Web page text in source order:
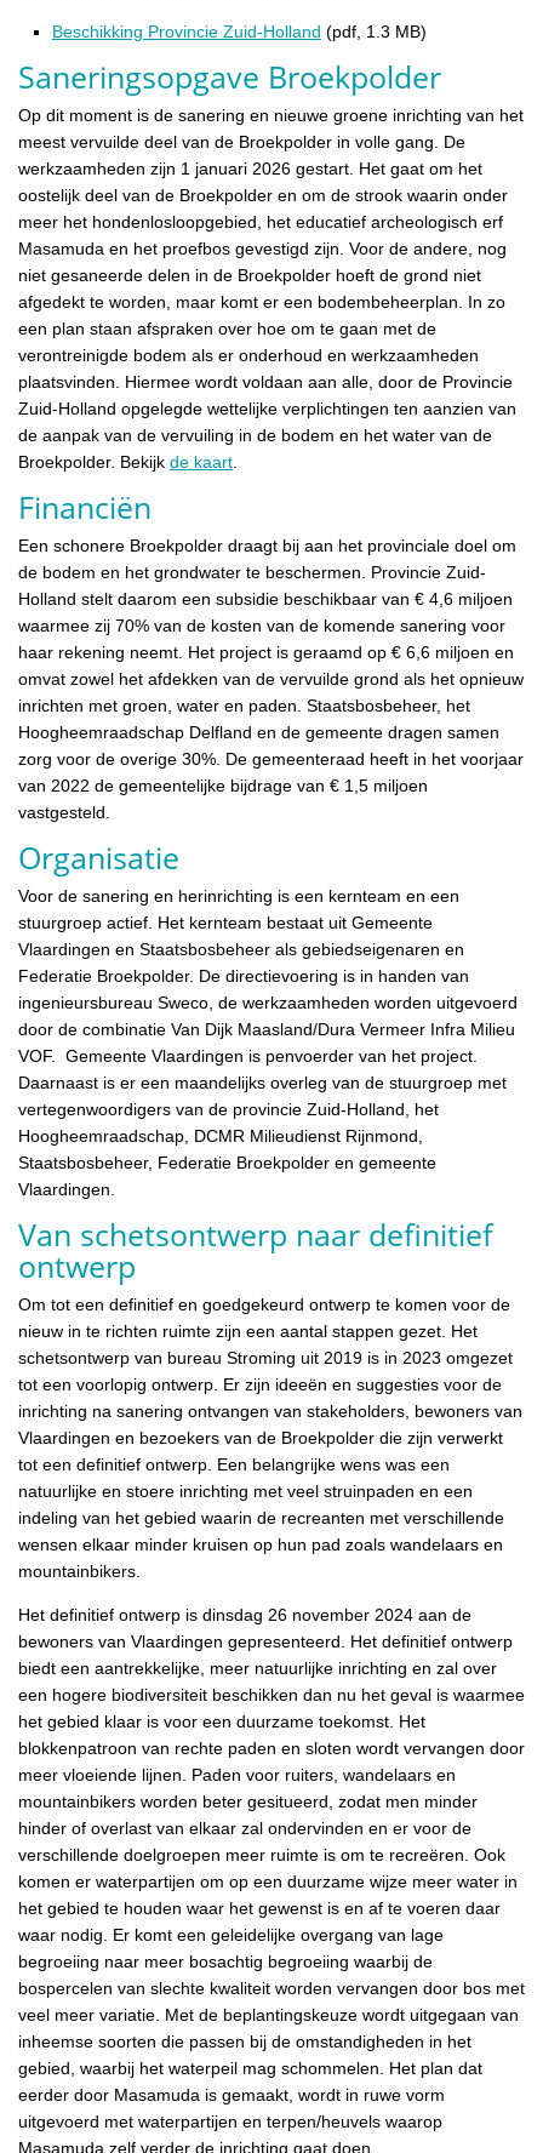
Beschikking Provincie Zuid-Holland (pdf, 1.3 MB)
Saneringsopgave Broekpolder
Op dit moment is de sanering en nieuwe groene inrichting van het
meest vervuilde deel van de Broekpolder in volle gang. De
werkzaamheden zijn 1 januari 2026 gestart. Het gaat om het
oostelijk deel van de Broekpolder en om de strook waarin onder
meer het hondenlosloopgebied, het educatief archeologisch erf
Masamuda en het proefbos gevestigd zijn. Voor de andere, nog
niet gesaneerde delen in de Broekpolder hoeft de grond niet
afgedekt te worden, maar komt er een bodembeheerplan. In zo
een plan staan afspraken over hoe om te gaan met de
verontreinigde bodem als er onderhoud en werkzaamheden
plaatsvinden. Hiermee wordt voldaan aan alle, door de Provincie
Zuid-Holland opgelegde wettelijke verplichtingen ten aanzien van
de aanpak van de vervuiling in de bodem en het water van de
Broekpolder. Bekijk de kaart.
Financiën
Een schonere Broekpolder draagt bij aan het provinciale doel om
de bodem en het grondwater te beschermen. Provincie Zuid-
Holland stelt daarom een subsidie beschikbaar van € 4,6 miljoen
waarmee zij 70% van de kosten van de komende sanering voor
haar rekening neemt. Het project is geraamd op € 6,6 miljoen en
omvat zowel het afdekken van de vervuilde grond als het opnieuw
inrichten met groen, water en paden. Staatsbosbeheer, het
Hoogheemraadschap Delfland en de gemeente dragen samen
zorg voor de overige 30%. De gemeenteraad heeft in het voorjaar
van 2022 de gemeentelijke bijdrage van € 1,5 miljoen
vastgesteld.
Organisatie
Voor de sanering en herinrichting is een kernteam en een
stuurgroep actief. Het kernteam bestaat uit Gemeente
Vlaardingen en Staatsbosbeheer als gebiedseigenaren en
Federatie Broekpolder. De directievoering is in handen van
ingenieursbureau Sweco, de werkzaamheden worden uitgevoerd
door de combinatie Van Dijk Maasland/Dura Vermeer Infra Milieu
VOF. Gemeente Vlaardingen is penvoerder van het project.
Daarnaast is er een maandelijks overleg van de stuurgroep met
vertegenwoordigers van de provincie Zuid-Holland, het
Hoogheemraadschap, DCMR Milieudienst Rijnmond,
Staatsbosbeheer, Federatie Broekpolder en gemeente
Vlaardingen.
Van schetsontwerp naar definitief
ontwerp
Om tot een definitief en goedgekeurd ontwerp te komen voor de
nieuw in te richten ruimte zijn een aantal stappen gezet. Het
schetsontwerp van bureau Stroming uit 2019 is in 2023 omgezet
tot een voorlopig ontwerp. Er zijn ideeën en suggesties voor de
inrichting na sanering ontvangen van stakeholders, bewoners van
Vlaardingen en bezoekers van de Broekpolder die zijn verwerkt
tot een definitief ontwerp. Een belangrijke wens was een
natuurlijke en stoere inrichting met veel struinpaden en een
indeling van het gebied waarin de recreanten met verschillende
wensen elkaar minder kruisen op hun pad zoals wandelaars en
mountainbikers.
Het definitief ontwerp is dinsdag 26 november 2024 aan de
bewoners van Vlaardingen gepresenteerd. Het definitief ontwerp
biedt een aantrekkelijke, meer natuurlijke inrichting en zal over
een hogere biodiversiteit beschikken dan nu het geval is waarmee
het gebied klaar is voor een duurzame toekomst. Het
blokkenpatroon van rechte paden en sloten wordt vervangen door
meer vloeiende lijnen. Paden voor ruiters, wandelaars en
mountainbikers worden beter gesitueerd, zodat men minder
hinder of overlast van elkaar zal ondervinden en er voor de
verschillende doelgroepen meer ruimte is om te recreëren. Ook
komen er waterpartijen om op een duurzame wijze meer water in
het gebied te houden waar het gewenst is en af te voeren daar
waar nodig. Er komt een geleidelijke overgang van lage
begroeiing naar meer bosachtig begroeiing waarbij de
bospercelen van slechte kwaliteit worden vervangen door bos met
veel meer variatie. Met de beplantingskeuze wordt uitgegaan van
inheemse soorten die passen bij de omstandigheden in het
gebied, waarbij het waterpeil mag schommelen. Het plan dat
eerder door Masamuda is gemaakt, wordt in ruwe vorm
uitgevoerd met waterpartijen en terpen/heuvels waarop
Masamuda zelf verder de inrichting gaat doen.